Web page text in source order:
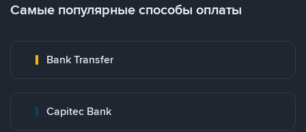
Самые популярные способы оплаты
Bank Transfer
Capitec Bank